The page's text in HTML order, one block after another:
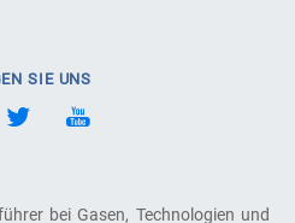
bei Gasen, Technologien und
SIE UNS